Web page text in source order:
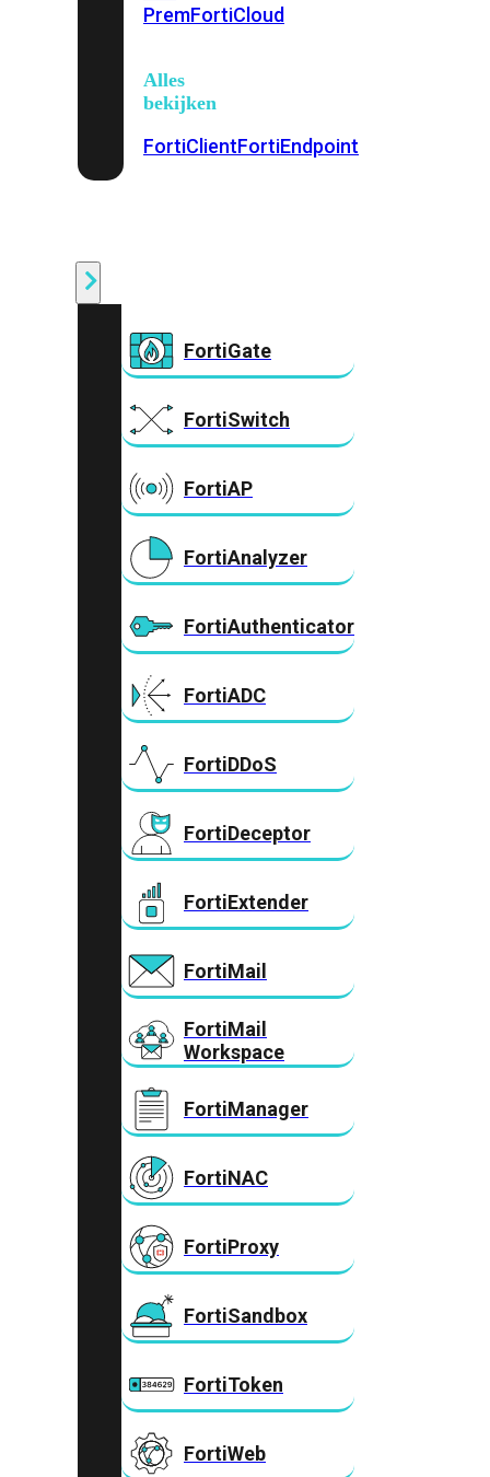
PremFortiCloud
Alles
bekijken
FortiClientFortiEndpoint
FortiGate
FortiSwitch
FortiAP
FortiAnalyzer
FortiAuthenticator
FortiADC
FortiDDoS
FortiDeceptor
FortiExtender
FortiMail
FortiMail
Workspace
FortiManager
FortiNAC
FortiProxy
FortiSandbox
FortiToken
FortiWeb